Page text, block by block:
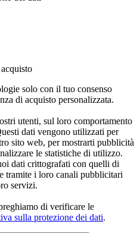
solo con il tuo consenso
di acquisto personalizzata.
utenti, sul loro comportamento
dati vengono utilizzati per
sito web, per mostrarti pubblicità
le statistiche di utilizzo.
dati crittografati con quelli di
tramite i loro canali pubblicitari
servizi.
di verificare le
sulla protezione dei dati.